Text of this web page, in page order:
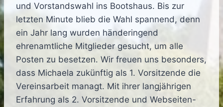
und Vorstandswahl ins Bootshaus. Bis zur
letzten Minute blieb die Wahl spannend, denn
ein Jahr lang wurden händeringend
ehrenamtliche Mitglieder gesucht, um alle
Posten zu besetzen. Wir freuen uns besonders,
dass Michaela zukünftig als 1. Vorsitzende die
Vereinsarbeit managt. Mit ihrer langjährigen
Erfahrung als 2. Vorsitzende und Webseiten-